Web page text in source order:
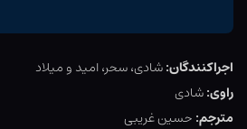
اجراکنندگان:شادی، سحر، امید و میلاد
راوی:شادی
مترجم: حسین غریبی